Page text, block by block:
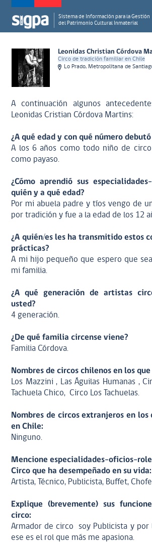
Sistema de Información para la Gestión
del Patrimonio Cultural Inmaterial
Leonidas Christian Córdova
Circo de tradición familiar en Chile
Lo Prado, Metropolitana de
A continuación algunos
Leonidas Cristian Córdova Martins:
¿A qué edad y con qué número
A los 6 años como todo niño de
como payaso.
¿Cómo aprendió sus
quién y a qué edad?
Por mi abuela padre y tíos vengo de
por tradición y fue a la edad de los 12
¿A quién/es les ha transmitido estos
prácticas?
A mi hijo pequeño que espero que
mi familia.
¿A qué generación de artistas
usted?
4 generación.
¿De qué familia circense viene?
Familia Córdova.
Nombres de circos chilenos en los
Los Mazzini , Las Águilas Humanas ,
Tachuela Chico, Circo Los Tachuelas.
Nombres de circos extranjeros en
en Chile:
Ninguno.
Mencione especialidades-oficios-
Circo que ha desempeñado en su vida:
Artista, Técnico, Publicista, Buffet,
Explique (brevemente) sus
circo:
Armador de circo soy Publicista y por
ese es el rol que más me apasiona.